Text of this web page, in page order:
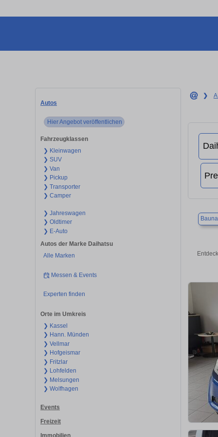
Autos
Hier Angebot veröffentlichen
Fahrzeugklassen
❯ Kleinwagen
❯ SUV
❯ Van
❯ Pickup
❯ Transporter
❯ Camper
❯ Jahreswagen
❯ Oldtimer
❯ E-Auto
Autos der Marke Daihatsu
Alle Marken
Messen & Events
Experten finden
Orte im Umkreis
❯ Kassel
❯ Hann. Münden
❯ Vellmar
❯ Hofgeismar
❯ Fritzlar
❯ Lohfelden
❯ Melsungen
❯ Wolfhagen
Events
Freizeit
Immobilien
❯